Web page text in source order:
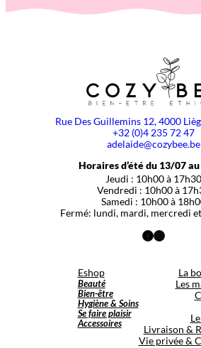
Rue Des Guillemins 12, 4000
+32 (0)4 235 72 47
adelaide@cozybee.be
Horaires d’été du 13/07
Jeudi : 10h00 à 17h30
Vendredi : 10h00 à
Samedi : 10h00 à
Fermé: lundi, mardi, mercredi
Facebook
Instagram
Eshop
Beauté
Bien-être
Hygiène & Soins
Se faire plaisir
Accessoires
La
Les
Livraison &
Vie privée &